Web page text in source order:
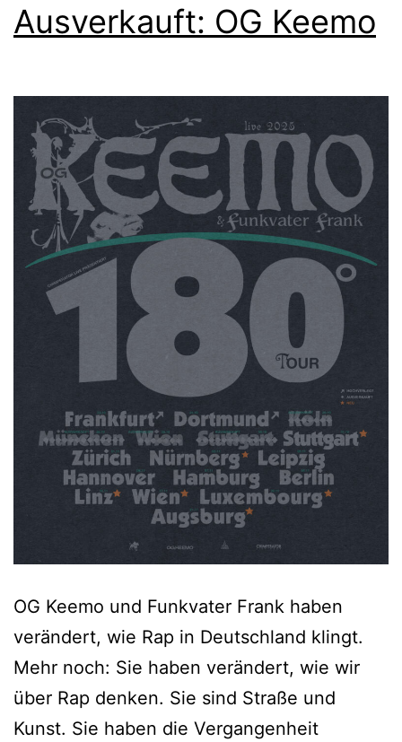
Ausverkauft: OG Keemo
OG Keemo und Funkvater Frank haben
verändert, wie Rap in Deutschland klingt.
Mehr noch: Sie haben verändert, wie wir
über Rap denken. Sie sind Straße und
Kunst. Sie haben die Vergangenheit